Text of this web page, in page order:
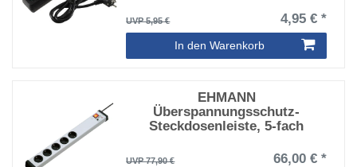
UVP 5,95 € 4,95 € *
In den Warenkorb
EHMANN
Überspannungsschutz-
Steckdosenleiste, 5-fach
UVP 77,90 € 66,00 € *